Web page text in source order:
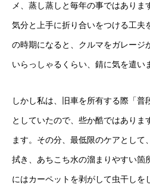
メ、蒸し蒸しと毎年の事ではありま
気分と上手に折り合いをつける工夫
の時期になると、クルマをガレージ
いらっしゃるくらい、錆に気を遣い
しかし私は、旧車を所有する際「
としていたので、些か酷ではありま
ます。その分、最低限のケアとして
拭き、あちこち水の溜まりやすい箇
にはカーペットを剥がして虫干しを